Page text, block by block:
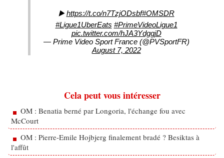
▶️https://t.co/n7TzjODsbf#OMSDR
#Ligue1UberEats #PrimeVideoLigue1
pic.twitter.com/hJA3YdggjD
— Prime Video Sport France (@PVSportFR)
August 7, 2022
Cela peut vous intéresser
OM : Benatia berné par Longoria, l'échange fou avec
McCourt
OM : Pierre-Emile Hojbjerg finalement bradé ? Besiktas à
l'affût